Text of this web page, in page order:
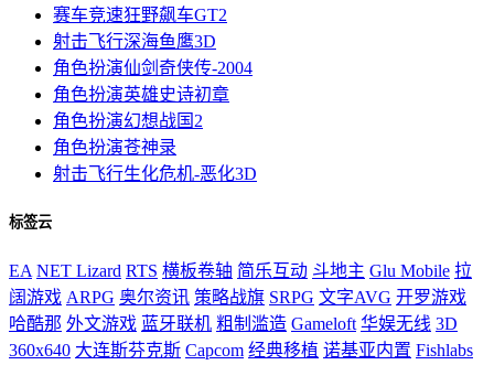
赛车竞速狂野飙车GT2
射击飞行深海鱼鹰3D
角色扮演仙剑奇侠传-2004
角色扮演英雄史诗初章
角色扮演幻想战国2
角色扮演苍神录
射击飞行生化危机-恶化3D
标签云
EA NET Lizard RTS 横板卷轴 简乐互动 斗地主 Glu Mobile 拉
阔游戏 ARPG 奥尔资讯 策略战旗 SRPG 文字AVG 开罗游戏
哈酷那 外文游戏 蓝牙联机 粗制滥造 Gameloft 华娱无线 3D
360x640 大连斯芬克斯 Capcom 经典移植 诺基亚内置 Fishlabs